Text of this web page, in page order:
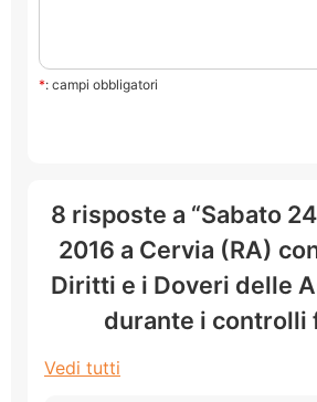
*: campi obbligatori
8 risposte a “Sabato
2016 a Cervia (RA)
Diritti e i Doveri delle
durante i controlli
Vedi tutti